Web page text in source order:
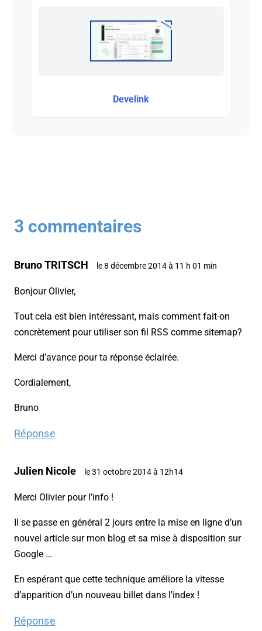
Develink
3 commentaires
Bruno TRITSCH le 8 décembre 2014 à 11 h 01 min
Bonjour Olivier,
Tout cela est bien intéressant, mais comment fait-on
concrètement pour utiliser son fil RSS comme sitemap?
Merci d’avance pour ta réponse éclairée.
Cordialement,
Bruno
Réponse
Julien Nicole le 31 octobre 2014 à 12h14
Merci Olivier pour l’info !
Il se passe en général 2 jours entre la mise en ligne d’un
nouvel article sur mon blog et sa mise à disposition sur
Google …
En espérant que cette technique améliore la vitesse
d’apparition d’un nouveau billet dans l’index !
Réponse